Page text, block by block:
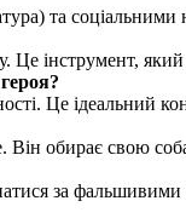
та соціальними
інструмент, який
Це ідеальний
обирає свою
за